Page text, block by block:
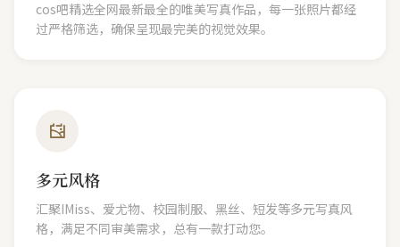
cos吧精选全网最新最全的唯美写真作品，每一张照片都经
过严格筛选，确保呈现最完美的视觉效果。
多元风格
汇聚IMiss、爱尤物、校园制服、黑丝、短发等多元写真风
格，满足不同审美需求，总有一款打动您。